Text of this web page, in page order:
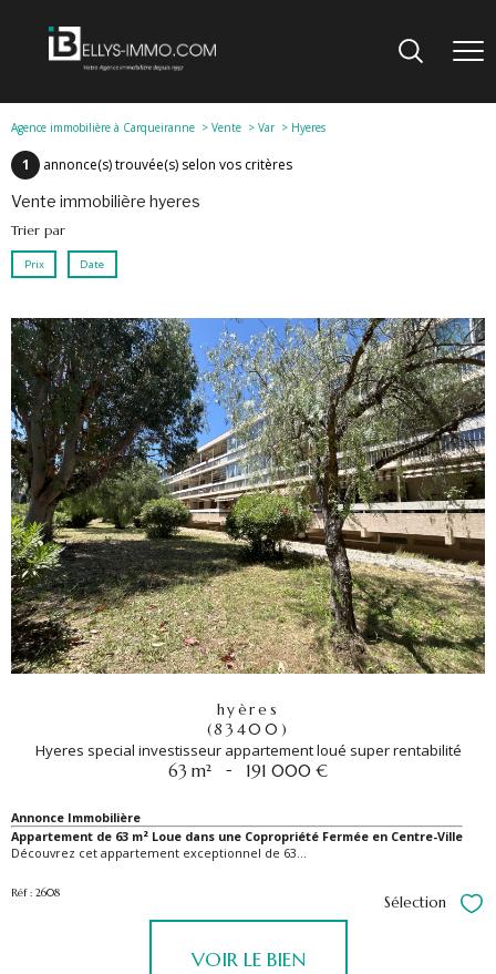
Agence immobilière à Carqueiranne Vente Var Hyeres
1
annonce(s) trouvée(s) selon vos critères
vente immobilière hyeres
Trier par
Prix Date
hyères
(83400)
Hyeres special investisseur appartement loué super rentabilité
63 m²
- 191 000 €
Annonce Immobilière
Appartement de 63 m² Loue dans une Copropriété Fermée en Centre-Ville
Découvrez cet appartement exceptionnel de 63...
Réf : 2608
Sélection
VOIR LE BIEN